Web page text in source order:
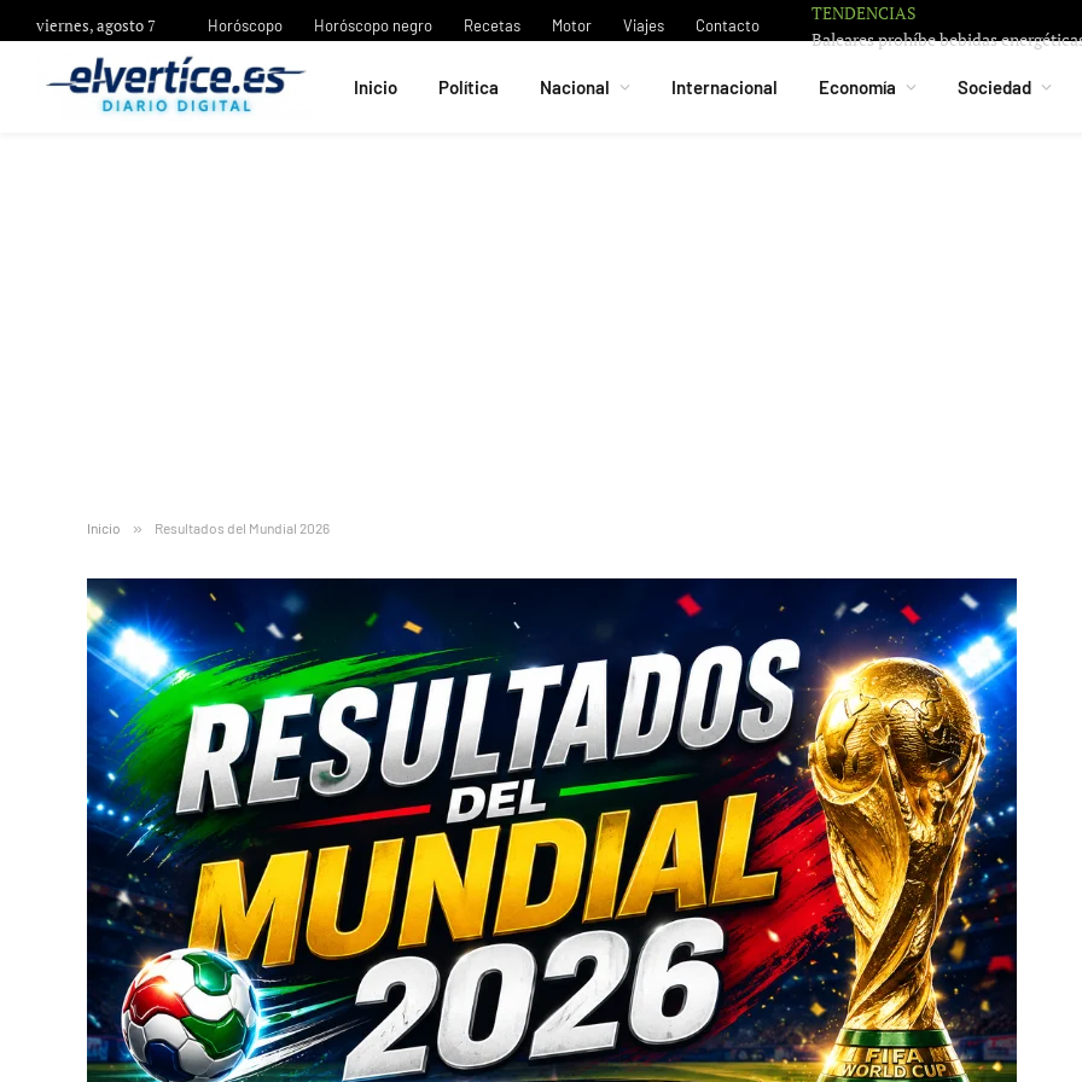
viernes, agosto 7 Horóscopo Horóscopo negro Recetas Motor Viajes Contacto
TENDENCIAS
Inicio Política Nacional Internacional Economía Sociedad
Inicio » Resultados del Mundial 2026